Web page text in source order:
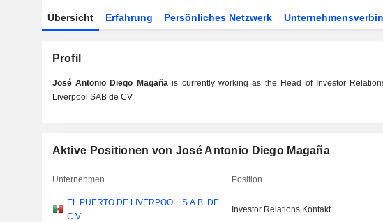
Übersicht Erfahrung Persönliches Netzwerk
Profil
José Antonio Diego Magañais currently working as the Head of Investor
Liverpool SAB de CV.
Aktive Positionen von José Antonio Diego Magaña
Unternehmen Position
EL PUERTO DE LIVERPOOL, S.A.B. DE
C.V.
Investor Relations Kontakt